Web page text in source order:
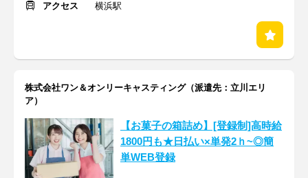
アクセス
横浜駅
株式会社ワン＆オンリーキャスティング（派遣先：立川エリ
ア）
【お菓子の箱詰め】[登録制]高時給
1800円も★日払い×単発2ｈ~◎簡
単WEB登録